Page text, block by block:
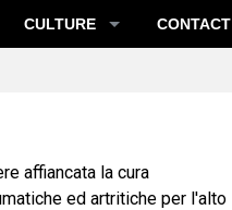
CULTURE CONTACT
affiancata la cura
ed artritiche per l'alto